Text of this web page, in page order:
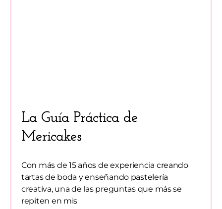
La Guía Práctica de
Mericakes
Con más de 15 años de experiencia creando
tartas de boda y enseñando pastelería
creativa, una de las preguntas que más se
repiten en mis